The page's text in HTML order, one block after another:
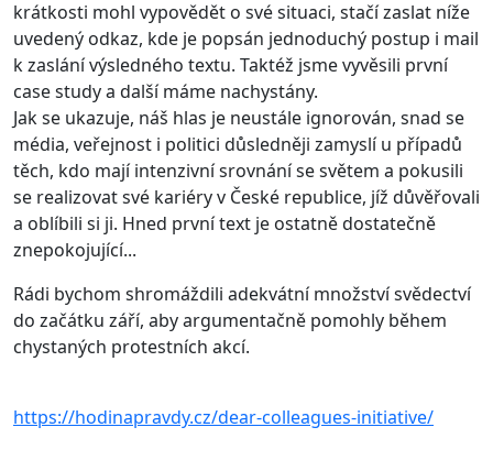
krátkosti mohl vypovědět o své situaci, stačí zaslat níže
uvedený odkaz, kde je popsán jednoduchý postup i mail
k zaslání výsledného textu. Taktéž jsme vyvěsili první
case study a další máme nachystány.
Jak se ukazuje, náš hlas je neustále ignorován, snad se
média, veřejnost i politici důsledněji zamyslí u případů
těch, kdo mají intenzivní srovnání se světem a pokusili
se realizovat své kariéry v České republice, jíž důvěřovali
a oblíbili si ji. Hned první text je ostatně dostatečně
znepokojující...
Rádi bychom shromáždili adekvátní množství svědectví
do začátku září, aby argumentačně pomohly během
chystaných protestních akcí.
https://hodinapravdy.cz/dear-colleagues-initiative/